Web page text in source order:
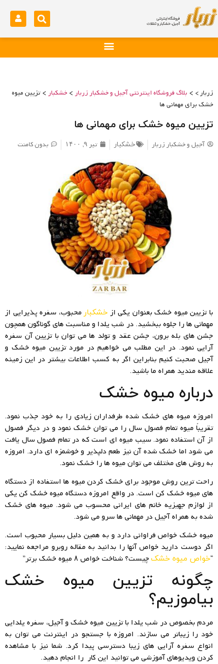
زربار > > بلاگ فروشگاه اینترنتی آجیل و خشکبار زربار > خشکبار > تزیین میوه
خشک برای مهمانی ها
تزیین میوه خشک برای مهمانی ها
آجیل و خشکبار زربار خشکبار تیر ۹, ۱۴۰۰ بدون کامنت
با تزیین میوه خشک بعنوان یکی از خشکبارمحبوب، سفره پذیرایی از
مهمانی ها را جلوه ببخشید. در شب یلدا و مناسبت های گوناگون همچون
جشن های بله برون، جشن عقد و تولد ها می توان با تزیین آن سفره
آرایی نمود. در این مطلب می خواهیم در مورد تزیین میوه خشک و
آجیل صحبت کنیم بنابراین اگر به کسب اطلاعات بیشتر در این زمینه
علاقه مندید همراه ما باشید.
درباره میوه خشک
امروزه میوه های خشک شده طرفداران زیادی را به خود جذب نمود.
تقریباً میوه تمام فصول سال را می توان خشک نمود و در دیگر فصول
از آن استفاده نمود. سیب میوه ای است که در تمام فصول سال یافت
می شود اما خشک شده آن نیز طعم دلپذیر و خوشمزه ای دارد. امروزه
به روش های مختلف می توان میوه ها را خشک نمود.
راحت ترین روش موجود برای خشک کردن میوه ها استفاده از دستگاه
های میوه خشک کن است. در واقع امروزه دستگاه میوه خشک کن یکی
از لوازم جهیزیه خانم های ایرانی محسوب می شود. میوه های خشک
شده به همراه آجیل در مهمانی ها سرو می شود.
میوه خشک خواص فراوانی دارد و به همین دلیل بسیار محبوب است.
اگر دوست دارید خواص آنها را بدانید به مقاله روبرو مراجعه نمایید:
“خواص میوه خشکچیست؟ شناخت خواص ۸ میوه خشک برتر”
چگونه تزیین میوه خشک
بیاموزیم؟
مردم بخصوص در شب یلدا با تزیین میوه خشک و آجیل، سفره یلدایی
خود را زیباتر می سازند. امروزه با جستجو در اینترنت می توان به
انواع سفره آرایی های زیبا دسترسی پیدا کرد. شما نیز با مشاهده
کردن ویدیوهای آموزشی می توانید این کار را انجام دهید.